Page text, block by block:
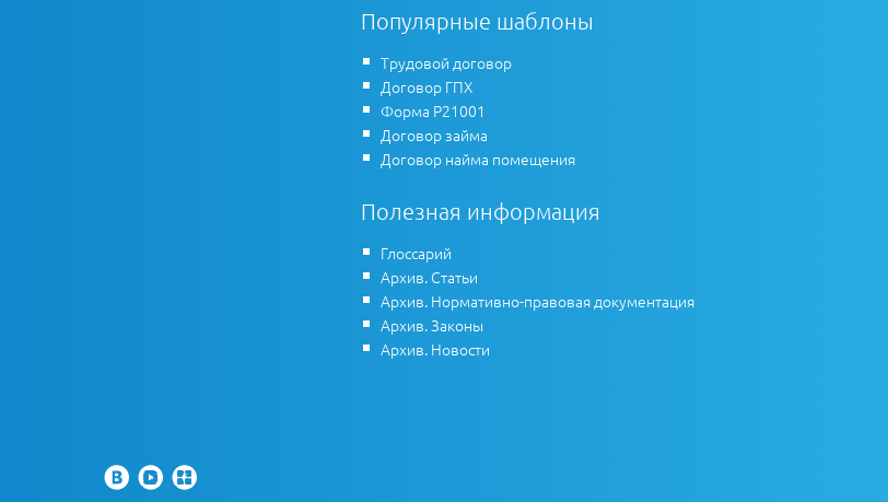
Популярные шаблоны
Трудовой договор
Договор ГПХ
Форма Р21001
Договор займа
Договор найма помещения
Полезная информация
Глоссарий
Архив. Статьи
Архив. Нормативно-правовая документация
Архив. Законы
Архив. Новости